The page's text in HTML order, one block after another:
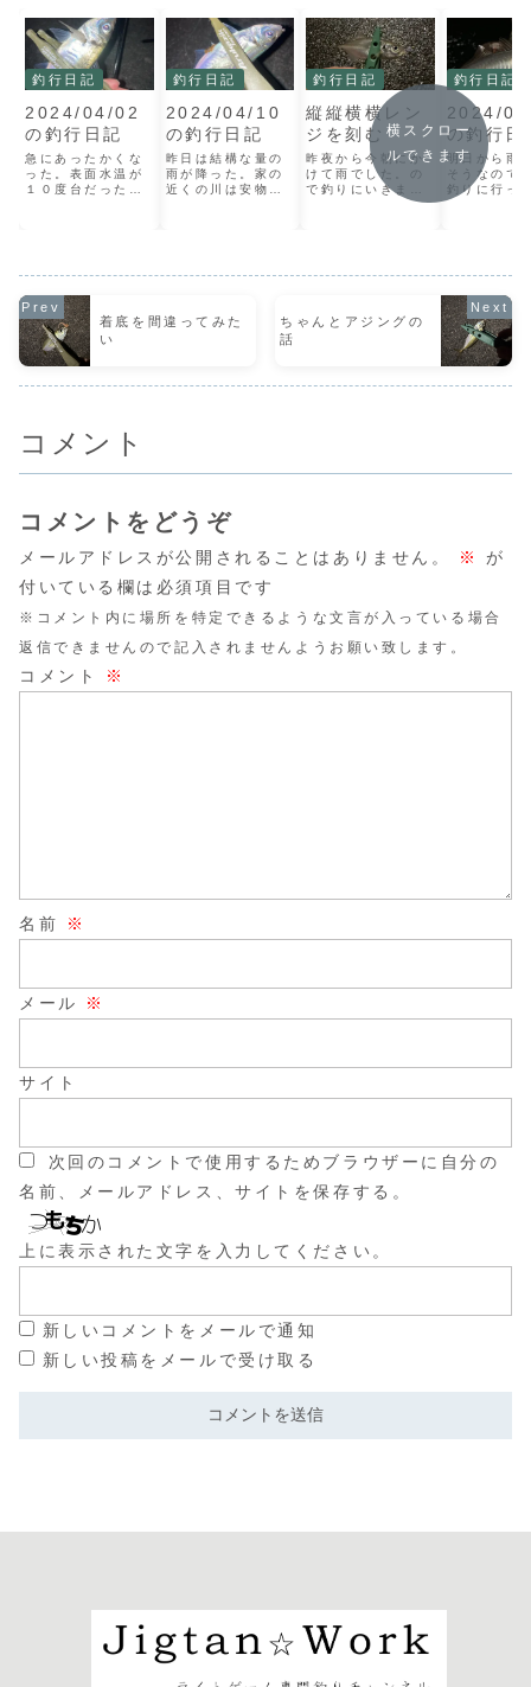
釣行日記
2024/04/02
の釣行日記
急にあったかくな
った。表面水温が
１０度台だったの
回遊してくるだろ
うと見込んで釣り
に行く。到着は７
時。昨日と違って
風はおとなしい。
釣行日記
2024/04/10
の釣行日記
昨日は結構な量の
雨が降った。家の
近くの川は安物の
げの潮どまりのタ
イミングから釣り
始めてみます。た
い...
釣行日記
縦縦横横レン
ジを刻む
昨夜から今朝にか
けて雨でした。の
で釣りにいきまし
た。まぁまぁ降る
りがたい。最近釣
りに行く時間が干
感...
釣行日記
2024/
の釣行日
明日から雨
そうなので
釣りに行っ
風がまぁま
ジグヘッド
グステンの
0.75g。風
もタングス
ら操作感あ
き...
横スクロー
ルできます
着底を間違ってみた
い
ちゃんとアジングの
話
コメント
コメントをどうぞ
メールアドレスが公開されることはありません。 ※
が
付いている欄は必須項目です
※コメント内に場所を特定できるような文言が入っている場合
返信できませんので記入されませんようお願い致します。
コメント ※
名前 ※
メール ※
サイト
次回のコメントで使用するためブラウザーに自分の
名前、メールアドレス、サイトを保存する。
上に表示された文字を入力してください。
新しいコメントをメールで通知
新しい投稿をメールで受け取る